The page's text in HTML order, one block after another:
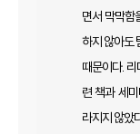
면서 막막함
하지 않아도
때문이다.
련 책과 세
라지지 않았